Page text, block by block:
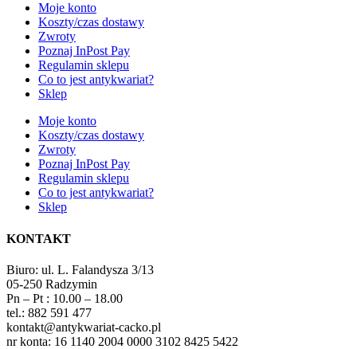
Moje konto
Koszty/czas dostawy
Zwroty
Poznaj InPost Pay
Regulamin sklepu
Co to jest antykwariat?
Sklep
Moje konto
Koszty/czas dostawy
Zwroty
Poznaj InPost Pay
Regulamin sklepu
Co to jest antykwariat?
Sklep
KONTAKT
Biuro: ul. L. Falandysza 3/13
05-250 Radzymin
Pn – Pt : 10.00 – 18.00
tel.: 882 591 477
kontakt@antykwariat-cacko.pl
nr konta: 16 1140 2004 0000 3102 8425 5422